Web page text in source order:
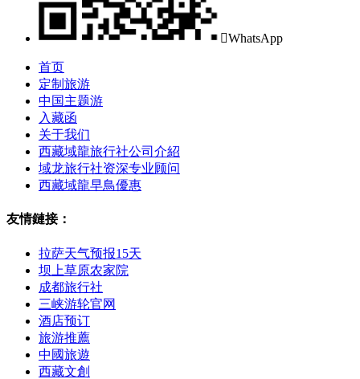
WhatsApp
首页
定制旅游
中国主题游
入藏函
关于我们
西藏域龍旅行社公司介紹
域龙旅行社资深专业顾问
西藏域龍早鳥優惠
友情鏈接：
拉萨天气预报15天
坝上草原农家院
成都旅行社
三峡游轮官网
酒店预订
旅游推薦
中國旅遊
西藏文創